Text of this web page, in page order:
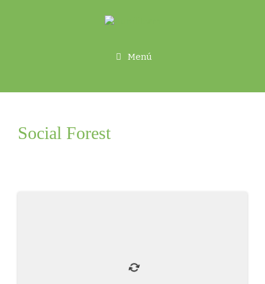
Menú
Social Forest